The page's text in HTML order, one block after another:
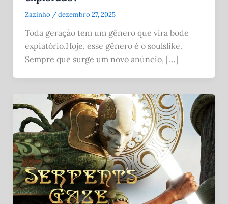
Zazinho /dezembro 27, 2025
Toda geração tem um gênero que vira bode
expiatório.Hoje, esse gênero é o soulslike.
Sempre que surge um novo anúncio, […]